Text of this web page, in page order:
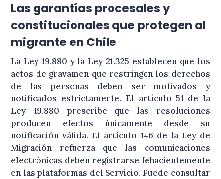
Las garantías procesales y
constitucionales que protegen al
migrante en Chile
La Ley 19.880 y la Ley 21.325 establecen que los
actos de gravamen que restringen los derechos
de las personas deben ser motivados y
notificados estrictamente. El artículo 51 de la
Ley 19.880 prescribe que las resoluciones
producen efectos únicamente desde su
notificación válida. El artículo 146 de la Ley de
Migración refuerza que las comunicaciones
electrónicas deben registrarse fehacientemente
en las plataformas del Servicio. Puede consultar